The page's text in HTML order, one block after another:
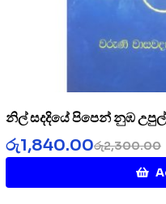
නිල් සදදියේ පිපෙන් නුඹ උපුල්
රු2,300.00
රු1,840.00